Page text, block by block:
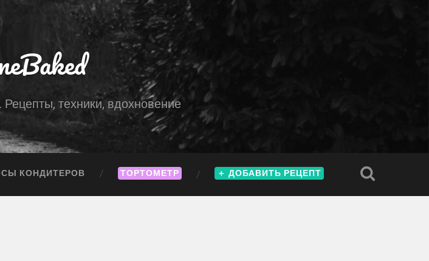
техники, вдохновение
КОНДИТЕРОВ ТОРТОМЕТР ＋ ДОБАВИТЬ РЕЦЕПТ